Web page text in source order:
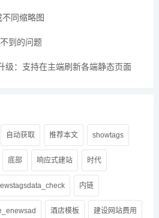
同缩略图
到的问题
级：支持在主端刷新各端静态页面
自动获取 推荐本文 showtags
底部 响应式建站 时代
内链
酒店模板 建设网站费用